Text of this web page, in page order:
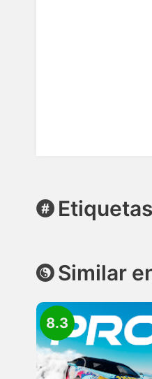
Etiquetas
Similar
8.3